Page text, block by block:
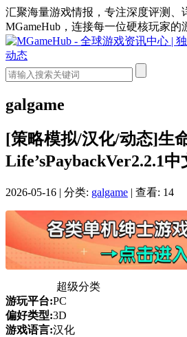
汇聚海量游戏情报，专注深度评测、
MGameHub，连接每一位硬核玩家的
galgame
[策略模拟/汉化/动态]生
Life’sPaybackVer2.2.1
2026-05-16 | 分类: galgame | 查看: 14
超级分类
游玩平台:PC
偏好类型:3D
游戏语言:汉化